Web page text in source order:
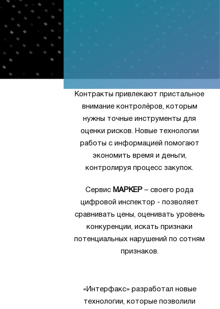
Контракты привлекают пристальное
внимание контролёров, которым
нужны точные инструменты для
оценки рисков. Новые технологии
работы с информацией помогают
экономить время и деньги,
контролируя процесс закупок.
Сервис МАРКЕР – своего рода
цифровой инспектор - позволяет
сравнивать цены, оценивать уровень
конкуренции, искать признаки
потенциальных нарушений по сотням
признаков.
«Интерфакс» разработал новые
технологии, которые позволили